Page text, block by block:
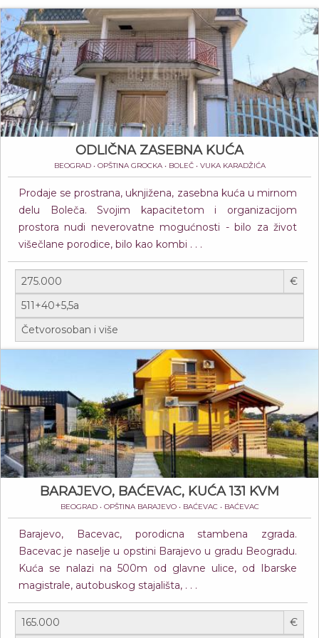
€
Cena - Do:
ODLIČNA ZASEBNA KUĆA
BEOGRAD • OPŠTINA GROCKA • BOLEČ • VUKA KARADŽIĆA
Prodaje se prostrana, uknjižena, zasebna kuća u mirnom
delu Boleča. Svojim kapacitetom i organizacijom
prostora nudi neverovatne mogućnosti - bilo za život
višečlane porodice, bilo kao kombi . . .
€
BARAJEVO, BAĆEVAC, KUĆA 131 KVM
BEOGRAD • OPŠTINA BARAJEVO • BAĆEVAC • BAĆEVAC
Barajevo, Bacevac, porodicna stambena zgrada.
Bacevac је naselje u opstini Barajevo u gradu Beogradu.
Kuća se nalazi na 500m od glavne ulice, od Ibarske
magistrale, autobuskog stajališta, . . .
€